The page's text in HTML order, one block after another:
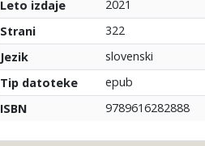
Leto izdaje
2021
Strani
322
Jezik
slovenski
Tip datoteke
epub
ISBN
9789616282888